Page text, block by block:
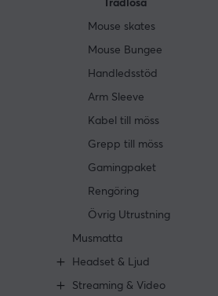
Trådlösa
Mouse skates
Mouse Bungee
Handledsstöd
Arm Sleeve
Kabel till möss
Grepp till möss
Gamingpaket
Rengöring
Övrig Utrustning
Musmatta
Headset & Ljud
Streaming & Video